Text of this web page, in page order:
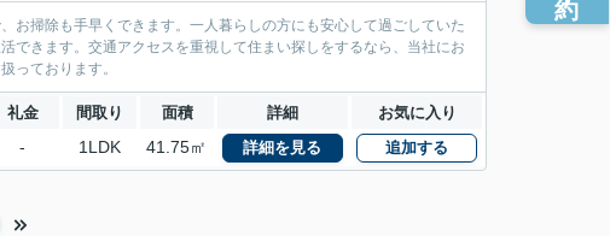
お掃除も手早くできます。一人暮らしの方にも安心して過ごしていた
できます。交通アクセスを重視して住まい探しをするなら、当社にお
っております。
礼金 間取り 面積 詳細 お気に入り
- 1LDK 41.75㎡ 詳細を見る 追加する